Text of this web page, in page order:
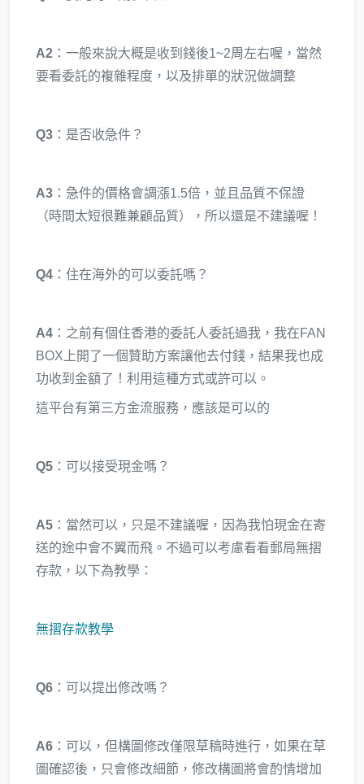
A2 ：一般來說大概是收到錢後1~2周左右喔，當然
要看委託的複雜程度，以及排單的狀況做調整
Q3 ：是否收急件？
A3 ：急件的價格會調漲1.5倍，並且品質不保證
（時間太短很難兼顧品質），所以還是不建議喔！
Q4 ：住在海外的可以委託嗎？
A4 ：之前有個住香港的委託人委託過我，我在FAN
BOX上開了一個贊助方案讓他去付錢，結果我也成
功收到金額了！利用這種方式或許可以。
這平台有第三方金流服務，應該是可以的
Q5 ：可以接受現金嗎？
A5 ：當然可以，只是不建議喔，因為我怕現金在寄
送的途中會不翼而飛。不過可以考慮看看郵局無摺
存款，以下為教學：
無摺存款教學
Q6 ：可以提出修改嗎？
A6 ：可以，但構圖修改僅限草稿時進行，如果在草
圖確認後，只會修改細節，修改構圖將會酌情增加